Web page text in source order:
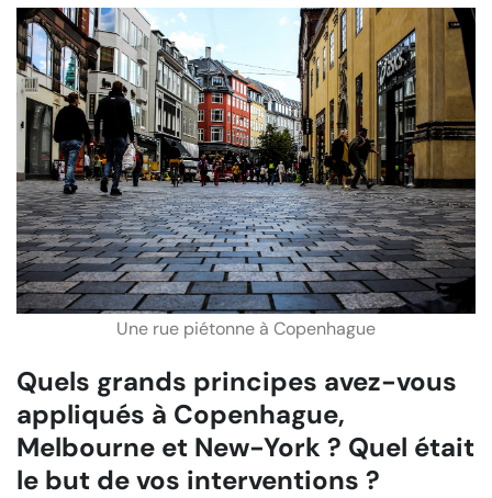
Une rue piétonne à Copenhague
Quels grands principes avez-vous
appliqués à Copenhague,
Melbourne et New-York ? Quel était
le but de vos interventions ?